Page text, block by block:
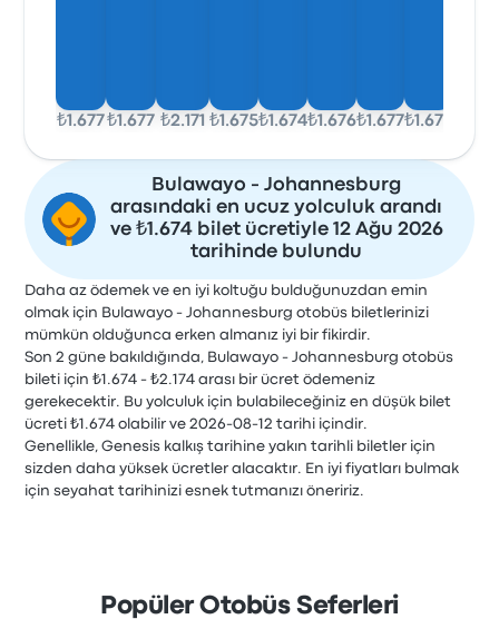
₺1.677₺1.677 ₺2.171 ₺1.675₺1.674₺1.676₺1.677₺1.677
Bulawayo - Johannesburg
arasındaki en ucuz yolculuk arandı
ve ₺1.674 bilet ücretiyle 12 Ağu 2026
tarihinde bulundu
Daha az ödemek ve en iyi koltuğu bulduğunuzdan emin
olmak için Bulawayo - Johannesburg otobüs biletlerinizi
mümkün olduğunca erken almanız iyi bir fikirdir.
Son 2 güne bakıldığında, Bulawayo - Johannesburg otobüs
bileti için ₺1.674 - ₺2.174 arası bir ücret ödemeniz
gerekecektir. Bu yolculuk için bulabileceğiniz en düşük bilet
ücreti ₺1.674 olabilir ve 2026-08-12 tarihi içindir.
Genellikle, Genesis kalkış tarihine yakın tarihli biletler için
sizden daha yüksek ücretler alacaktır. En iyi fiyatları bulmak
için seyahat tarihinizi esnek tutmanızı öneririz.
Popüler Otobüs Seferleri